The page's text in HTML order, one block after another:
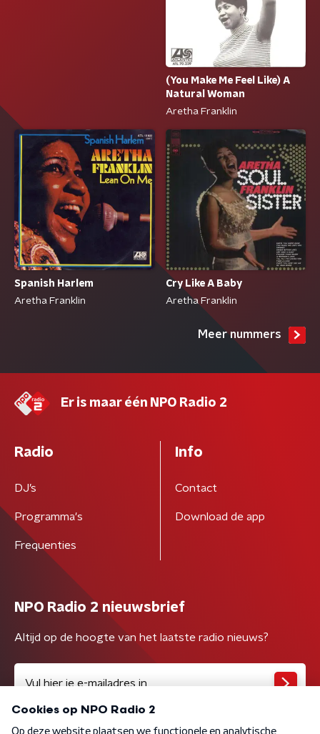
(You Make Me Feel Like) A
Natural Woman
Aretha Franklin
Spanish Harlem
Aretha Franklin
Cry Like A Baby
Aretha Franklin
Meer nummers
Er is maar één NPO Radio 2
Radio
DJ’s
Programma's
Frequenties
Info
Contact
Download de app
NPO Radio 2 nieuwsbrief
Altijd op de hoogte van het laatste radio nieuws?